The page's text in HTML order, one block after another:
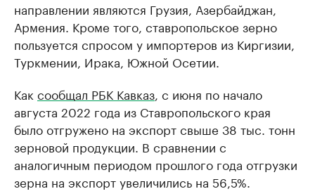
направлении являются Грузия, Азербайджан,
Армения. Кроме того, ставропольское зерно
пользуется спросом у импортеров из Киргизии,
Туркмении, Ирака, Южной Осетии.
Как сообщал РБК Кавказ , с июня по начало
августа 2022 года из Ставропольского края
было отгружено на экспорт свыше 38 тыс. тонн
зерновой продукции. В сравнении с
аналогичным периодом прошлого года отгрузки
зерна на экспорт увеличились на 56,5%.